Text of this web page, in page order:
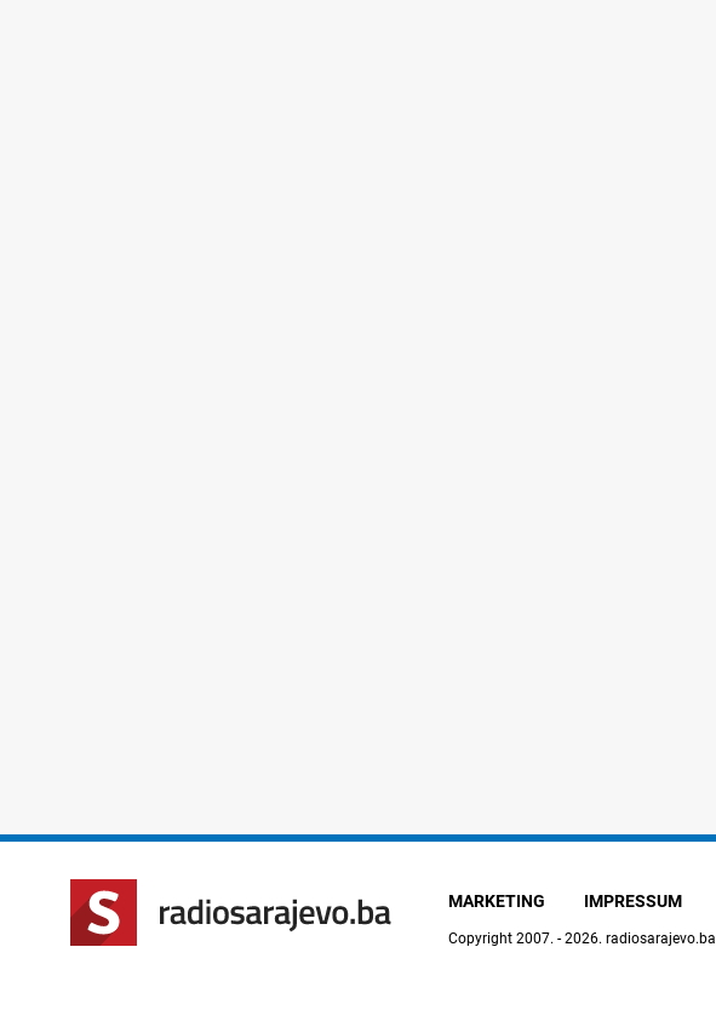
MARKETING IMPRESSUM
Copyright 2007. - 2026. radiosarajevo.ba